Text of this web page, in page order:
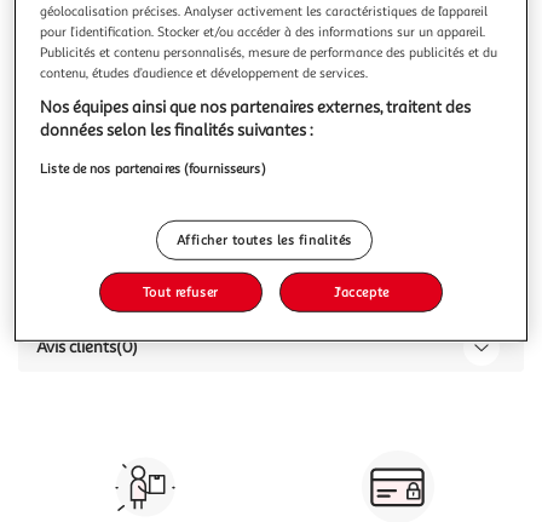
Vous voulez connaître le prix de ce produit ?
Afficher le prix
160769 / 3300669421756
Avis clients(0)
géolocalisation précises. Analyser activement les caractéristiques de l’appareil
pour l’identification. Stocker et/ou accéder à des informations sur un appareil.
Publicités et contenu personnalisés, mesure de performance des publicités et du
contenu, études d’audience et développement de services.
Nos équipes ainsi que nos partenaires externes, traitent des
données selon les finalités suivantes :
Liste de nos partenaires (fournisseurs)
Afficher toutes les finalités
Tout refuser J'accepte